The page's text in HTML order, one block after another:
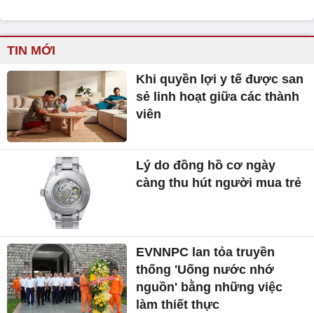
TIN MỚI
Khi quyền lợi y tế được san
sẻ linh hoạt giữa các thành
viên
Lý do đồng hồ cơ ngày
càng thu hút người mua trẻ
EVNNPC lan tỏa truyền
thống 'Uống nước nhớ
nguồn' bằng những việc
làm thiết thực